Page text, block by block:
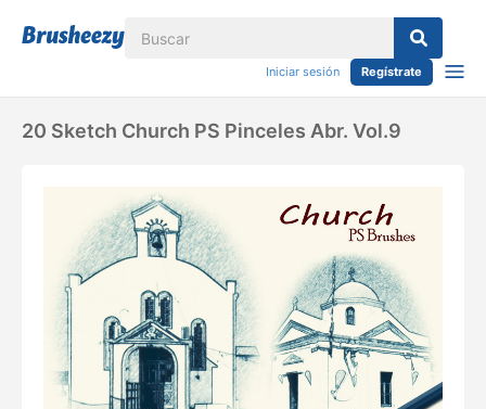
Iniciar sesión Regístrate
20 Sketch Church PS Pinceles Abr. Vol.9